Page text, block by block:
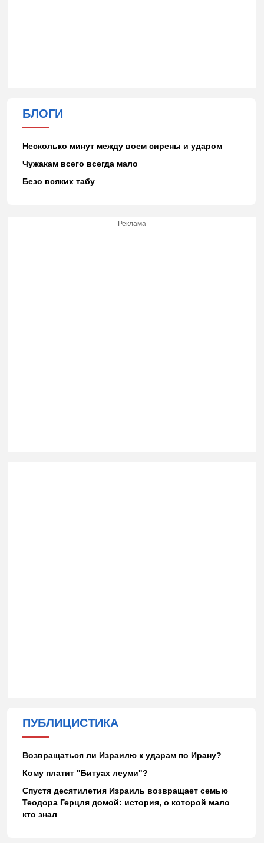
БЛОГИ
Несколько минут между воем сирены и ударом
Чужакам всего всегда мало
Безо всяких табу
Реклама
ПУБЛИЦИСТИКА
Возвращаться ли Израилю к ударам по Ирану?
Кому платит "Битуах леуми"?
Спустя десятилетия Израиль возвращает семью
Теодора Герцля домой: история, о которой мало
кто знал